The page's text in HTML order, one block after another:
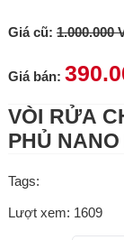
Giá cũ: 1.000.000
Giá bán:
VÒI RỬA
PHỦ
Tags:
Lượt xem: 1609